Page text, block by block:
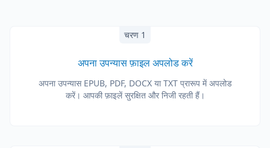
चरण 1
अपना उपन्यास फ़ाइल अपलोड करें
अपना उपन्यास EPUB, PDF, DOCX या TXT प्रारूप में अपलोड
करें। आपकी फ़ाइलें सुरक्षित और निजी रहती हैं।